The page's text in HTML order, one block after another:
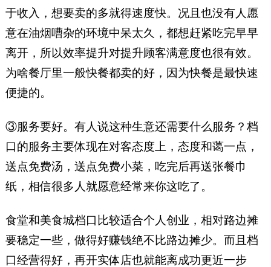
于收入，想要卖的多就得速度快。况且也没有人愿
意在油烟嘈杂的环境中呆太久，都想赶紧吃完早早
离开，所以效率提升对提升顾客满意度也很有效。
为啥餐厅里一般快餐都卖的好，因为快餐是最快速
便捷的。
③服务要好。有人说这种生意还需要什么服务？档
口的服务主要体现在对客态度上，态度和蔼一点，
送点免费汤，送点免费小菜，吃完后再送张餐巾
纸，相信很多人就愿意经常来你这吃了。
食堂和美食城档口比较适合个人创业，相对路边摊
要稳定一些，做得好赚钱绝不比路边摊少。而且档
口经营得好，再开实体店也就能离成功更近一步